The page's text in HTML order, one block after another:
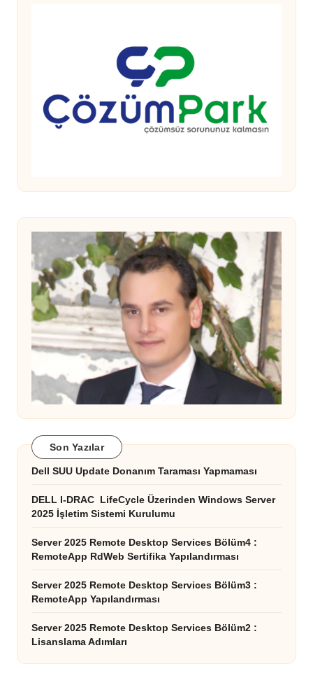
Son Yazılar
Dell SUU Update Donanım Taraması Yapmaması
DELL I-DRAC LifeCycle Üzerinden Windows Server
2025 İşletim Sistemi Kurulumu
Server 2025 Remote Desktop Services Bölüm4 :
RemoteApp RdWeb Sertifika Yapılandırması
Server 2025 Remote Desktop Services Bölüm3 :
RemoteApp Yapılandırması
Server 2025 Remote Desktop Services Bölüm2 :
Lisanslama Adımları